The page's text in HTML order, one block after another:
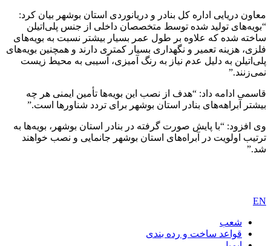
معاون دریایی اداره کل بنادر و دریانوردی استان بوشهر بیان کرد:
“بویه‌های تولید شده توسط متخصصان داخلی از جنس پلی‌اتیلن
ساخته شده که علاوه بر طول عمر بسیار بیشتر نسبت به بویه‌های
فلزی، هزینه تعمیر و نگهداری بسیار کمتری دارند و همچنین بویه‌های
پلی‌اتیلن به دلیل عدم نیاز به رنگ آمیزی، آسیبی به محیط زیست
نمی‌زنند.”
قاسمی ادامه داد: “هدف از نصب این بویه‌ها تأمین ایمنی هر چه
بیشتر آبراهه‌های بنادر استان بوشهر برای تردد شناور‌ها است.”
وی افزود: “با پایش صورت گرفته در بنادر استان بوشهر، بویه‌ها به
ترتیب اولویت در آبراه‌های استان بوشهر جانمایی و نصب خواهند
شد.”
EN
شعب
قواعد ساخت و رده بندی